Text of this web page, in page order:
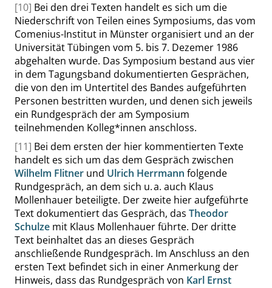
[10] Bei den drei Texten handelt es sich um die
Niederschrift von Teilen eines Symposiums, das vom
Comenius-Institut in Münster organisiert und an der
Universität Tübingen vom 5. bis 7. Dezemer 1986
abgehalten wurde. Das Symposium bestand aus vier
in dem Tagungsband dokumentierten Gesprächen,
die von den im Untertitel des Bandes aufgeführten
Personen bestritten wurden, und denen sich jeweils
ein Rundgespräch der am Symposium
teilnehmenden Kolleg*innen anschloss.
[11] Bei dem ersten der hier kommentierten Texte
handelt es sich um das dem Gespräch zwischen
Wilhelm Flitner und Ulrich Herrmann folgende
Rundgespräch, an dem sich u. a. auch Klaus
Mollenhauer beteiligte. Der zweite hier aufgeführte
Text dokumentiert das Gespräch, das Theodor
Schulze mit Klaus Mollenhauer führte. Der dritte
Text beinhaltet das an dieses Gespräch
anschließende Rundgespräch. Im Anschluss an den
ersten Text befindet sich in einer Anmerkung der
Hinweis, dass das Rundgespräch von Karl Ernst